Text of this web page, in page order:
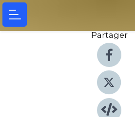
Partager